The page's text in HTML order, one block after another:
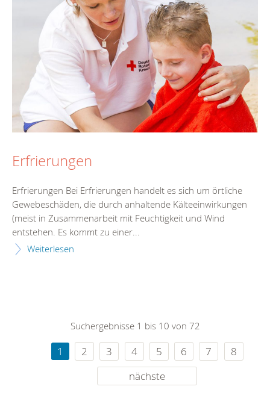
Erfrierungen
Erfrierungen Bei Erfrierungen handelt es sich um örtliche
Gewebeschäden, die durch anhaltende Kälteeinwirkungen
(meist in Zusammenarbeit mit Feuchtigkeit und Wind
entstehen. Es kommt zu einer...
Weiterlesen
Suchergebnisse 1 bis 10 von 72
1 2 3 4 5 6 7
8
nächste